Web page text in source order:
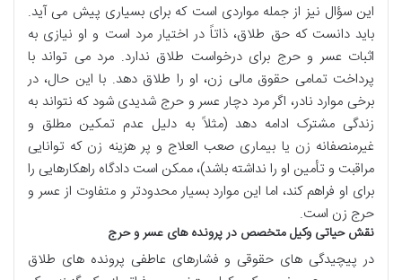
این سؤال نیز از جمله مواردی است که برای بسیاری پیش می آید.
باید دانست که حق طلاق، ذاتاً در اختیار مرد است و او نیازی به
اثبات عسر و حرج برای درخواست طلاق ندارد. مرد می تواند با
پرداخت تمامی حقوق مالی زن، او را طلاق دهد. با این حال، در
برخی موارد نادر، اگر مرد دچار عسر و حرج شدیدی شود که نتواند به
زندگی مشترک ادامه دهد (مثلاً به دلیل عدم تمکین مطلق و
غیرمنصفانه زن یا بیماری صعب العلاج و پر هزینه زن که توانایی
مراقبت و تأمین او را نداشته باشد)، ممکن است دادگاه راهکارهایی را
برای او فراهم کند، اما این موارد بسیار محدودتر و متفاوت از عسر و
حرج زن است.
نقش حیاتی وکیل متخصص در پرونده های عسر و حرج
در پیچیدگی های حقوقی و فشارهای عاطفی پرونده های طلاق